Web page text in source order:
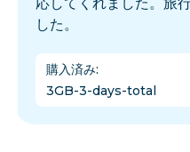
応してくれました。旅
した。
購入済み:
3GB-3-days-total